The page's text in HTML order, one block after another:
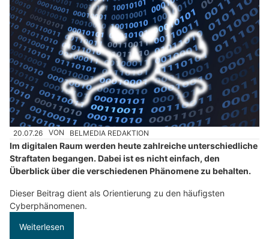
20.07.26 VON BELMEDIA REDAKTION
Im digitalen Raum werden heute zahlreiche unterschiedliche
Straftaten begangen. Dabei ist es nicht einfach, den
Überblick über die verschiedenen Phänomene zu behalten.
Dieser Beitrag dient als Orientierung zu den häufigsten
Cyberphänomenen.
Weiterlesen